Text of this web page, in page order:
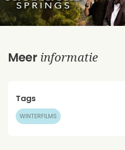
Meer informatie
Tags
WINTERFILMS